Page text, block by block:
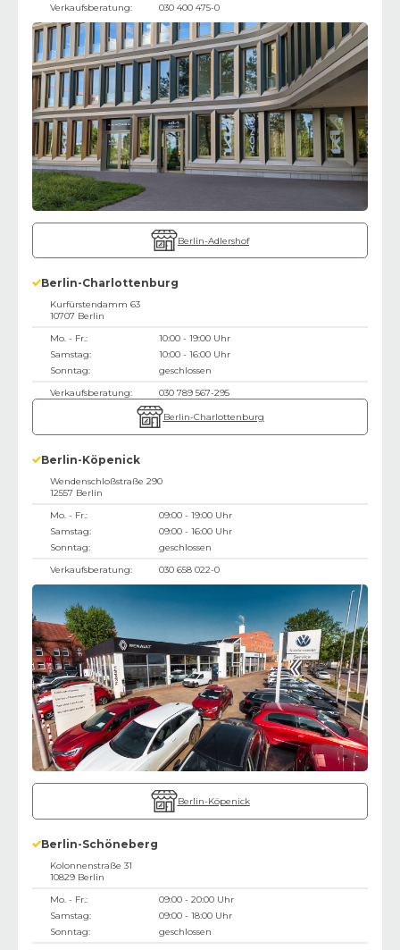
Verkaufsberatung:
030 400 475-0
Berlin-Adlershof
Berlin-Charlottenburg
Kurfürstendamm 63
10707 Berlin
Mo. - Fr.:
10:00 - 19:00 Uhr
Samstag:
10:00 - 16:00 Uhr
Sonntag:
geschlossen
Verkaufsberatung:
030 789 567-295
Berlin-Charlottenburg
Berlin-Köpenick
Wendenschloßstraße 290
12557 Berlin
Mo. - Fr.:
09:00 - 19:00 Uhr
Samstag:
09:00 - 16:00 Uhr
Sonntag:
geschlossen
Verkaufsberatung:
030 658 022-0
Berlin-Köpenick
Berlin-Schöneberg
Kolonnenstraße 31
10829 Berlin
Mo. - Fr.:
09:00 - 20:00 Uhr
Samstag:
09:00 - 18:00 Uhr
Sonntag:
geschlossen